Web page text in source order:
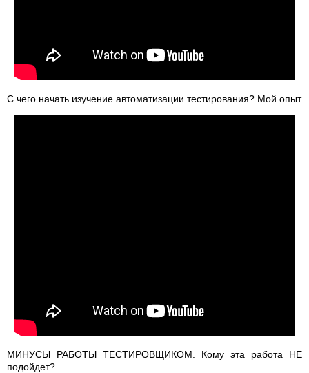
С чего начать изучение автоматизации тестирования? Мой опыт
МИНУСЫ РАБОТЫ ТЕСТИРОВЩИКОМ. Кому эта работа НЕ
подойдет?